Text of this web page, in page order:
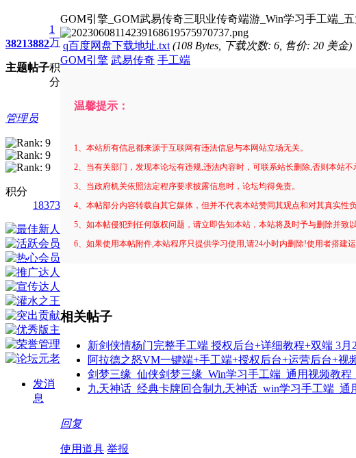
3821
主题
3882
帖子
1
万
积
分
管理员
积分
18373
发消
息
GOM引擎_GOM武易传奇三职业传奇端游_Win学习手工端_
q百度网盘下载地址.txt (108 Bytes, 下载次数: 6, 售价: 20 美金)
GOM引擎 武易传奇 手工端
温馨提示：
1、本站所有信息都来源于互联网有违法信息与本网站立场无关。
2、当有关部门，发现本论坛有违规,违法内容时，可联系站长删除,否则本站不
3、当政府机关依照法定程序要求披露信息时，论坛均得免责。
4、本帖部分内容转载自其它媒体，但并不代表本站赞同其观点和对其真实性
5、如本帖侵犯到任何版权问题，请立即告知本站，本站将及时予与删除并致
6、如果使用本帖附件,本站程序只提供学习使用,请24小时内删除!使用者搭建
相关帖子
新剑侠情杨门完整手工端 授权后台+详细教程+双端 3月
阿拉德之怒VM一键端+手工端+授权后台+运营后台+视
剑梦三缘_仙侠剑梦三缘_Win学习手工端_通用视频教
九天神话_经典卡牌回合制九天神话_win学习手工端_通
回复
使用道具 举报